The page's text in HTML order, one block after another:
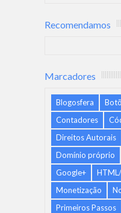
Recomendamos
Marcadores
Blogosfera
Contadores
Direitos Autorais
Domínio próprio
Google+
Monetização
Primeiros Passos